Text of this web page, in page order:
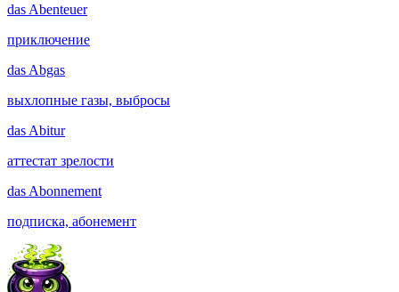
das Abenteuer
приключение
das Abgas
выхлопные газы, выбросы
das Abitur
аттестат зрелости
das Abonnement
подписка, абонемент